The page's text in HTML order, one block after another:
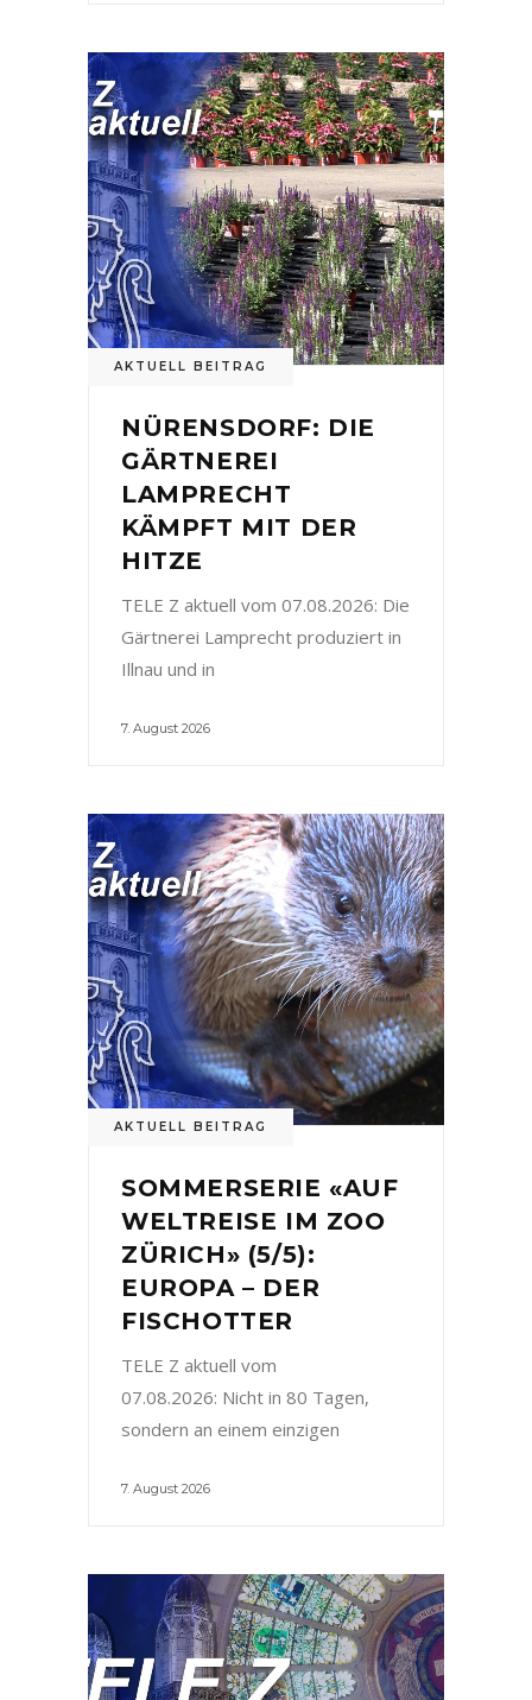
AKTUELL BEITRAG
NÜRENSDORF: DIE
GÄRTNEREI
LAMPRECHT
KÄMPFT MIT DER
HITZE
TELE Z aktuell vom 07.08.2026: Die
Gärtnerei Lamprecht produziert in
Illnau und in
7. August 2026
AKTUELL BEITRAG
SOMMERSERIE «AUF
WELTREISE IM ZOO
ZÜRICH» (5/5):
EUROPA – DER
FISCHOTTER
TELE Z aktuell vom
07.08.2026: Nicht in 80 Tagen,
sondern an einem einzigen
7. August 2026